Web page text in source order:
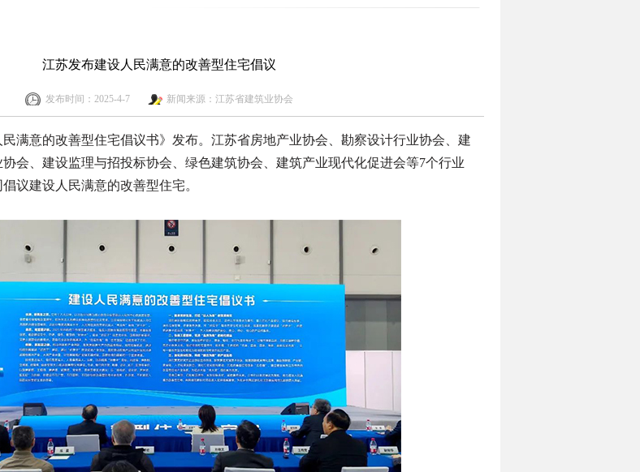
江苏发布建设人民满意的改善型住宅倡议
发布时间：2025-4-7 新闻来源：江苏省建筑业协会
满意的改善型住宅倡议书》发布。江苏省房地产业协会、勘察设计行业协会、建
会、建设监理与招投标协会、绿色建筑协会、建筑产业现代化促进会等7个行业
议建设人民满意的改善型住宅。